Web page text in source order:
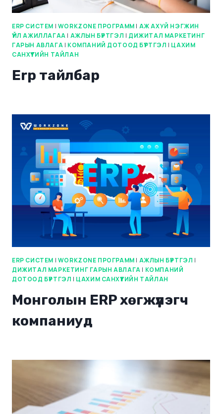
ERP СИСТЕМ | WORKZONE ПРОГРАММ | АЖ АХУЙ НЭГЖИН
ҮЙЛ АЖИЛЛАГАА | АЖЛЫН БҮРТГЭЛ | ДИЖИТАЛ МАРКЕТИНГ
ГАРЫН АВЛАГА | КОМПАНИЙ ДОТООД БҮРТГЭЛ | ЦАХИМ
САНХҮҮГИЙН ТАЙЛАН
Erp тайлбар
ERP СИСТЕМ | WORKZONE ПРОГРАММ | АЖЛЫН БҮРТГЭЛ |
ДИЖИТАЛ МАРКЕТИНГ ГАРЫН АВЛАГА | КОМПАНИЙ
ДОТООД БҮРТГЭЛ | ЦАХИМ САНХҮҮГИЙН ТАЙЛАН
Монголын ERP хөгжүүлэгч
компаниуд